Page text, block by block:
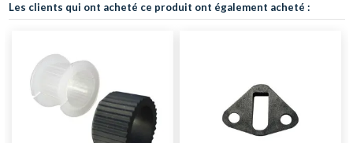
Les clients qui ont acheté ce produit ont également acheté :